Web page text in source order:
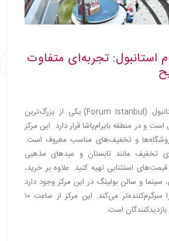
استانبول: تجربه‌ای متفاوت
مرکز خرید فروم استانبول (Forum Istanbul) یکی از بزرگ‌ترین
است و در منطقه بایرام‌پاشا قرار دارد. این مرکز
و تخفیف‌های مناسب معروف است.
مانند تابستان و عیدهای مذهبی
استثنایی تهیه کنید. علاوه بر خرید،
سینما و سالن بولینگ در این مرکز وجود دارد
که تجربهٔ خرید شما را سرگرم‌کننده‌تر می‌کند. این مرکز از ساعت ۱۰